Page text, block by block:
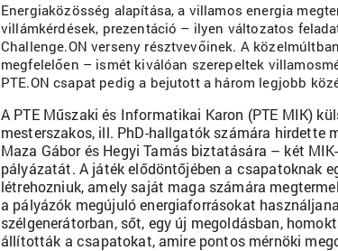
Energiaközösség alapítása, a villamos energia
villámkérdések, prezentáció – ilyen változatos
Challenge.ON verseny résztvevőinek. A
megfelelően – ismét kiválóan szerepeltek
PTE.ON csapat pedig a bejutott a három legjobb
A PTE Műszaki és Informatikai Karon (PTE MIK)
mesterszakos, ill. PhD-hallgatók számára hirdette
Maza Gábor és Hegyi Tamás biztatására – két
pályázatát. A játék elődöntőjében a csapatoknak
létrehozniuk, amely saját maga számára
a pályázók megújuló energiaforrásokat
szélgenerátorban, sőt, egy új megoldásban,
állították a csapatokat, amire pontos mérnöki